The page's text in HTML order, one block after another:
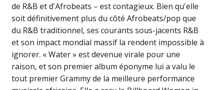
de R&B et d'Afrobeats – est contagieux. Bien qu'elle
soit définitivement plus du côté Afrobeats/pop que
du R&B traditionnel, ses courants sous-jacents R&B
et son impact mondial massif la rendent impossible à
ignorer. « Water » est devenue virale pour une
raison, et son premier album éponyme lui a valu le
tout premier Grammy de la meilleure performance